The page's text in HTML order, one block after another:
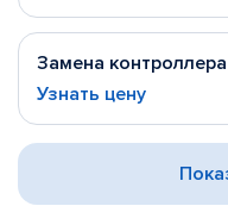
Замена
Узнать цену